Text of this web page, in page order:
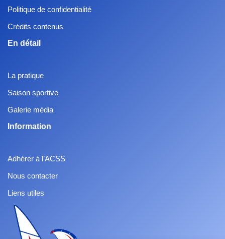
Politique de confidentialité
Crédits contenus
En détail
La pratique
Saison sportive
Galerie média
Information
Adhérer à l’ACSS
Nous contacter
Liens utiles